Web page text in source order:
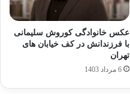
عکس خانوادگی کوروش سلیمانی
با فرزندانش در کف خیابان های
تهران
6 مرداد 1403